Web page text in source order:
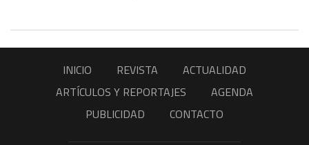
INICIO REVISTA
ACTUALIDAD
ARTÍCULOS Y REPORTAJES
AGENDA
PUBLICIDAD
CONTACTO